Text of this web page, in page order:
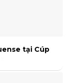
tại Cúp